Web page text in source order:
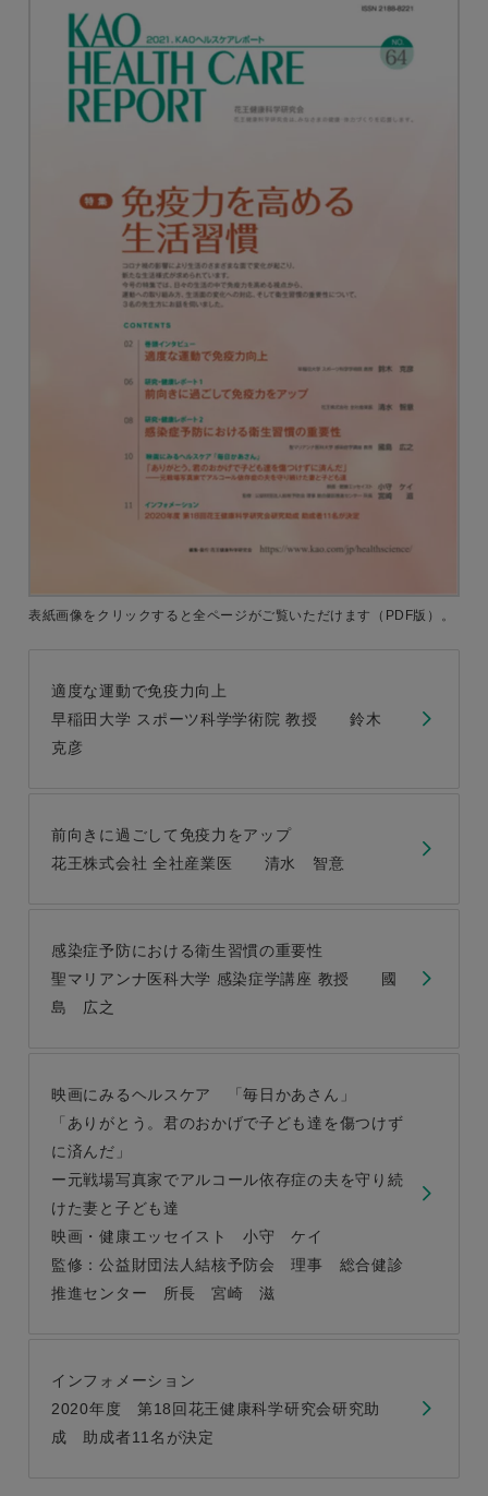
表紙画像をクリックすると全ページがご覧いただけます （PDF版）。
適度な運動で免疫力向上
早稲田大学 スポーツ科学学術院 教授 鈴木
克彦
前向きに過ごして免疫力をアップ
花王株式会社 全社産業医 清水 智意
感染症予防における衛生習慣の重要性
聖マリアンナ医科大学 感染症学講座 教授 國
島 広之
映画にみるヘルスケア 「毎日かあさん」
「ありがとう。君のおかげで子ども達を傷つけず
に済んだ」
ー元戦場写真家でアルコール依存症の夫を守り続
けた妻と子ども達
映画・健康エッセイスト 小守 ケイ
監修：公益財団法人結核予防会 理事 総合健診
推進センター 所長 宮崎 滋
インフォメーション
2020年度 第18回花王健康科学研究会研究助
成 助成者11名が決定